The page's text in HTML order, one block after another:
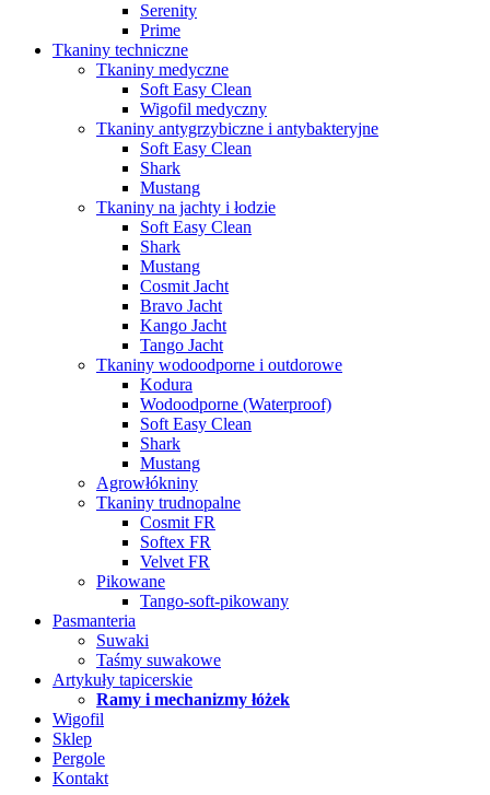
Serenity
Prime
Tkaniny techniczne
Tkaniny medyczne
Soft Easy Clean
Wigofil medyczny
Tkaniny antygrzybiczne i antybakteryjne
Soft Easy Clean
Shark
Mustang
Tkaniny na jachty i łodzie
Soft Easy Clean
Shark
Mustang
Cosmit Jacht
Bravo Jacht
Kango Jacht
Tango Jacht
Tkaniny wodoodporne i outdorowe
Kodura
Wodoodporne (Waterproof)
Soft Easy Clean
Shark
Mustang
Agrowłókniny
Tkaniny trudnopalne
Cosmit FR
Softex FR
Velvet FR
Pikowane
Tango-soft-pikowany
Pasmanteria
Suwaki
Taśmy suwakowe
Artykuły tapicerskie
Ramy i mechanizmy łóżek
Wigofil
Sklep
Pergole
Kontakt